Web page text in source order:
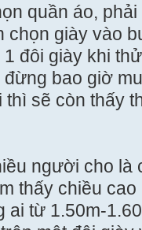
quần áo,
chọn giày vào
đôi giày khi
đừng bao giờ
sẽ còn thấy
người cho là
thấy chiều
ai từ 1.50m-